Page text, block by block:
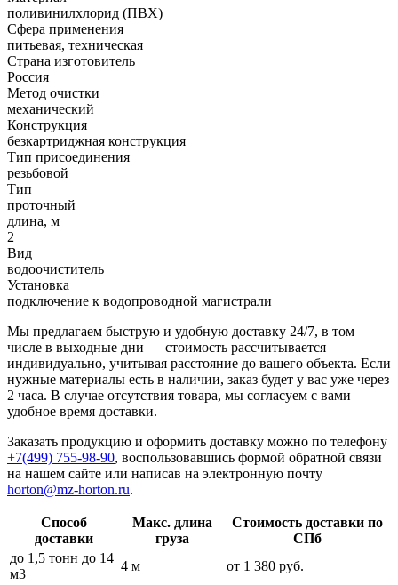
поливинилхлорид (ПВХ)
Сфера применения
питьевая, техническая
Страна изготовитель
Россия
Метод очистки
механический
Конструкция
безкартриджная конструкция
Тип присоединения
резьбовой
Тип
проточный
длина, м
2
Вид
водоочиститель
Установка
подключение к водопроводной магистрали
Мы предлагаем быструю и удобную доставку 24/7, в том
числе в выходные дни — стоимость рассчитывается
индивидуально, учитывая расстояние до вашего объекта. Если
нужные материалы есть в наличии, заказ будет у вас уже через
2 часа. В случае отсутствия товара, мы согласуем с вами
удобное время доставки.
Заказать продукцию и оформить доставку можно по телефону
+7(499) 755-98-90, воспользовавшись формой обратной связи
на нашем сайте или написав на электронную почту
horton@mz-horton.ru.
Способ
доставки
Макс. длина
груза
Стоимость доставки по
СПб
до 1,5 тонн до 14
м3
4 м
от 1 380 руб.